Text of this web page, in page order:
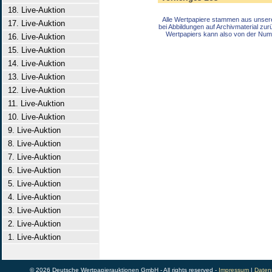
18. Live-Auktion
17. Live-Auktion
16. Live-Auktion
15. Live-Auktion
14. Live-Auktion
13. Live-Auktion
12. Live-Auktion
11. Live-Auktion
10. Live-Auktion
9. Live-Auktion
8. Live-Auktion
7. Live-Auktion
6. Live-Auktion
5. Live-Auktion
4. Live-Auktion
3. Live-Auktion
2. Live-Auktion
1. Live-Auktion
Alle Wertpapiere stammen aus
bei Abbildungen auf Archivmaterial
Wertpapiers kann also von der
© 2026 Deutsche Wertpapierauktionen GmbH - All rights reserved - Impressum|